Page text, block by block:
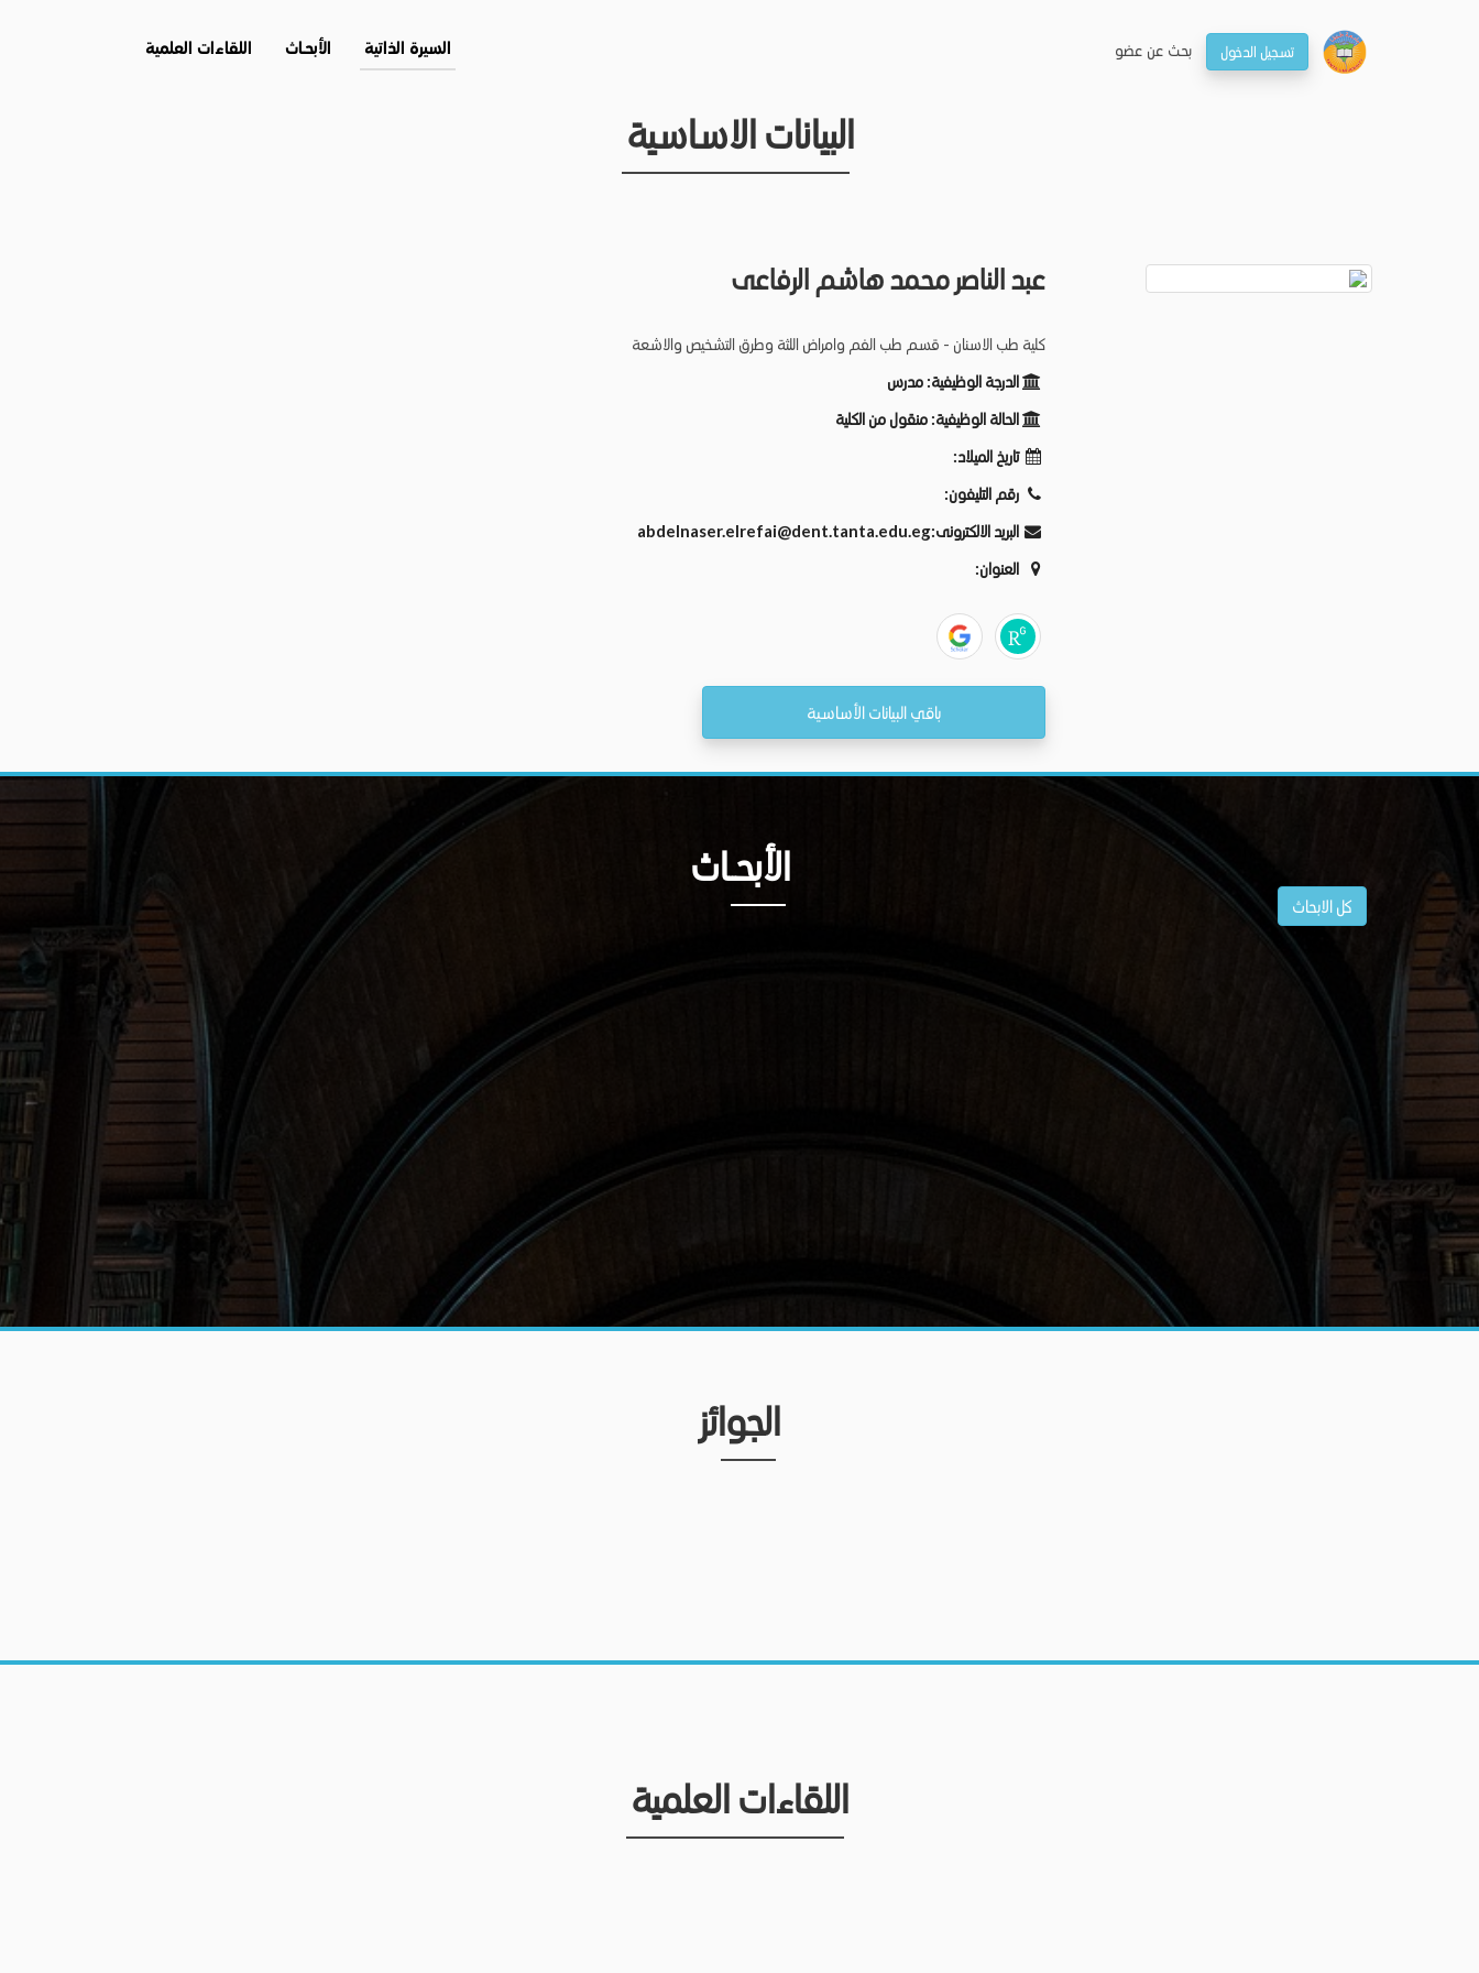
تسجيل الدخول بحـث عن عضو السيرة الذاتية الأبحــاث اللقاءات العلمية
البيانات الاساسية
عبد الناصر محمد هاشم الرفاعى
كلية طب الاسنان - قسم طب الفم وامراض اللثة وطرق التشخيص والاشعة
الدرجة الوظيفية:مدرس
الحالة الوظيفية:منقول من الكلية
تاريخ الميلاد:
رقم التليفون:
البريد الالكترونى:abdelnaser.elrefai@dent.tanta.edu.eg
العنوان:
باقي البيانات الأساسية
الأبحــاث
كل الابحاث
الجوائز
اللقاءات العلمية